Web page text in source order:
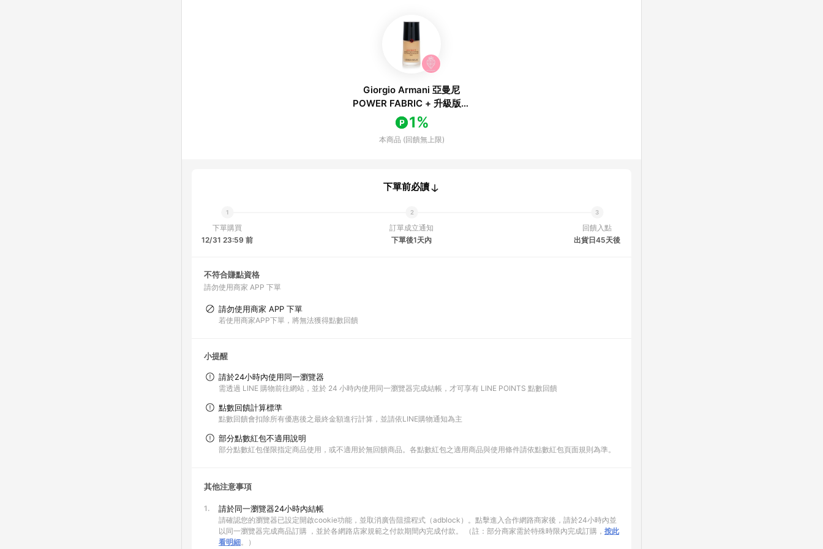
Giorgio Armani 亞曼尼
POWER FABRIC + 升級版零
瑕持久粉底液 SPF 20 - # 2
30ml/1oz-粉底及蜜粉
1%
本商品 (回饋無上限)
下單前必讀
下單購買
12/31 23:59 前
訂單成立通知
下單後1天內
回饋入點
出貨日45天後
不符合賺點資格
請勿使用商家 APP 下單
請勿使用商家 APP 下單
若使用商家APP下單，將無法獲得點數回饋
小提醒
請於24小時內使用同一瀏覽器
需透過 LINE 購物前往網站，並於 24 小時內使用同一瀏覽器完成結帳，才可享有 LINE POINTS 點數回饋
點數回饋計算標準
點數回饋會扣除所有優惠後之最終金額進行計算，並請依LINE購物通知為主
部分點數紅包不適用說明
部分點數紅包僅限指定商品使用，或不適用於無回饋商品。各點數紅包之適用商品與使用條件請依點數紅包頁面規則為準。
其他注意事項
1. 請於同一瀏覽器24小時內結帳
請確認您的瀏覽器已設定開啟cookie功能，並取消廣告阻擋程式（adblock）。點擊進入合作網路商家後，請於24小時內並
以同一瀏覽器完成商品訂購 ，並於各網路店家規範之付款期間內完成付款。 （註：部分商家需於特殊時限內完成訂購， 按此
看明細。）